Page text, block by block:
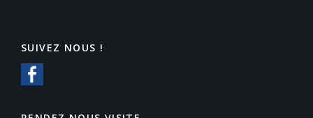
SUIVEZ NOUS !